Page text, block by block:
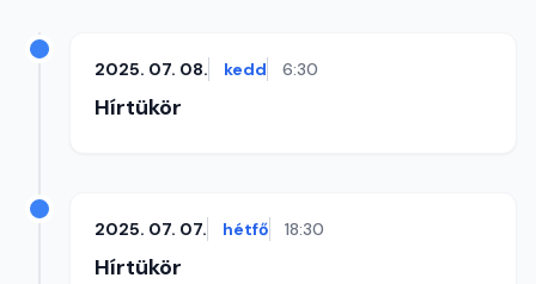
2025. 07. 08. kedd 6:30
Hírtükör
2025. 07. 07. hétfő 18:30
Hírtükör